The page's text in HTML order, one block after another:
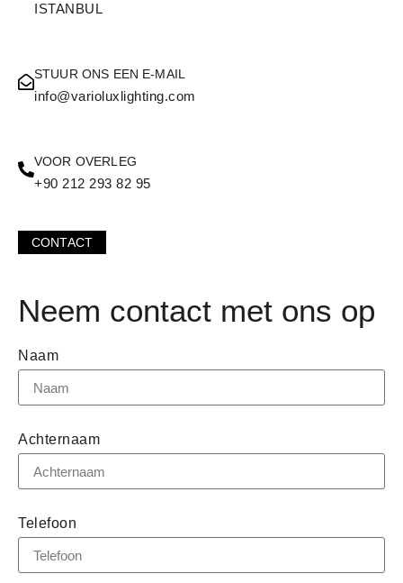
CONTACT
Neem contact met ons op
Naam
Achternaam
Telefoon
ISTANBUL
STUUR ONS EEN E-MAIL
info@varioluxlighting.com
VOOR OVERLEG
+90 212 293 82 95